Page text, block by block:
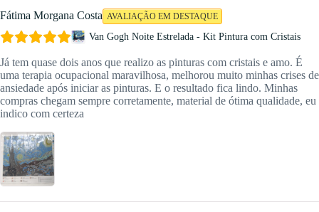
Fátima Morgana Costa AVALIAÇÃO EM DESTAQUE
Van Gogh Noite Estrelada - Kit Pintura com Cristais
Já tem quase dois anos que realizo as pinturas com cristais e amo. É
uma terapia ocupacional maravilhosa, melhorou muito minhas crises de
ansiedade após iniciar as pinturas. E o resultado fica lindo. Minhas
compras chegam sempre corretamente, material de ótima qualidade, eu
indico com certeza